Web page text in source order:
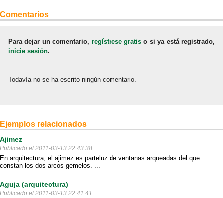
Comentarios
Para dejar un comentario, regístrese gratis o si ya está registrado,
inicie sesión.
Todavía no se ha escrito ningún comentario.
Ejemplos relacionados
Ajimez
Publicado el 2011-03-13 22:43:38
En arquitectura, el ajimez es parteluz de ventanas arqueadas del que
constan los dos arcos gemelos. ...
Aguja (arquitectura)
Publicado el 2011-03-13 22:41:41